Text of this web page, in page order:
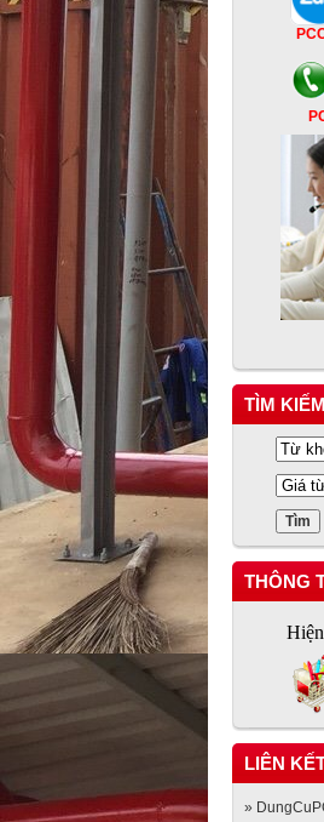
TÌM KIẾM
THÔNG
LIÊN
»